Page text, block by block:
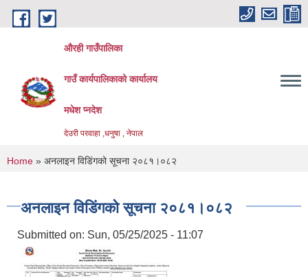
Skip to main content
औरही गाउँपालिका
गाउँ कार्यपालिकाको कार्यालय
मधेश प्नदेश
देउरी परवाहा ,धनुषा , नेपाल
You are here
Home » अनलाइन विडि‌ं‍गको सूचना २०८१।०८२
अनलाइन विडि‌ं‍गको सूचना २०८१।०८२
Submitted on: Sun, 05/25/2025 - 11:07